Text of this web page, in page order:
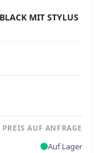
MIT STYLUS
PREIS AUF ANFRAGE
Auf Lager